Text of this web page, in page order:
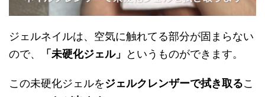
ジェルネイルは、空気に触れてる部分が固まらない
ので、
「未硬化ジェル」 というものができます。
この未硬化ジェルをジェルクレンザーで拭き取るこ